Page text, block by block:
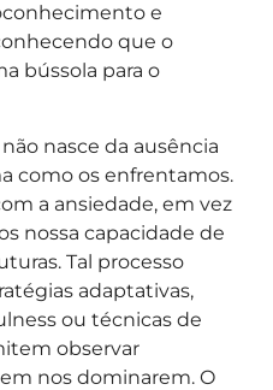
e
que o
bússola para o
nasce da ausência
como os enfrentamos.
a ansiedade, em vez
nossa capacidade de
Tal processo
adaptativas,
ou técnicas de
observar
nos dominarem. O